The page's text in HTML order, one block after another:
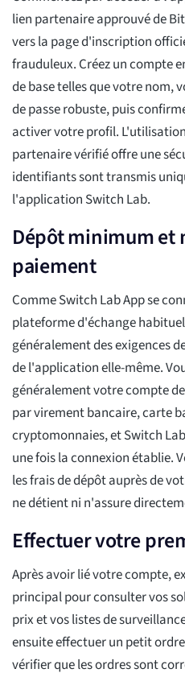
lien partenaire approuvé de
vers la page d'inscription
frauduleux. Créez un compte
de base telles que votre nom,
de passe robuste, puis
activer votre profil.
partenaire vérifié offre une
identifiants sont transmis
l'application Switch Lab.
Dépôt minimum et
paiement
Comme Switch Lab App se
plateforme d'échange
généralement des exigences
de l'application elle-même.
généralement votre compte
par virement bancaire, carte
cryptomonnaies, et Switch
une fois la connexion établie.
les frais de dépôt auprès de
ne détient ni n'assure
Effectuer votre
Après avoir lié votre compte,
principal pour consulter vos
prix et vos listes de
ensuite effectuer un petit
vérifier que les ordres sont